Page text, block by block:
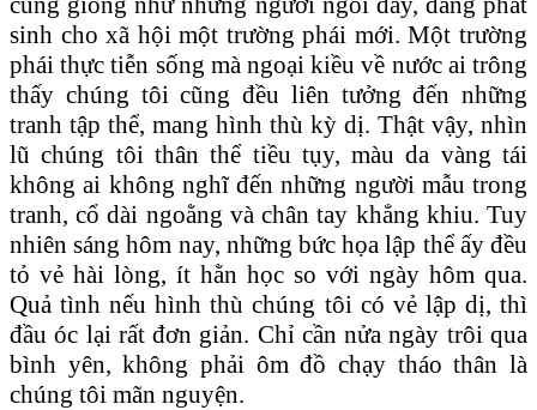
sinh cho xã hội một trường phái mới. Một trường
phái thực tiễn sống mà ngoại kiều về nước ai trông
thấy chúng tôi cũng đều liên tưởng đến những
tranh tập thể, mang hình thù kỳ dị. Thật vậy, nhìn
lũ chúng tôi thân thể tiều tụy, màu da vàng tái
không ai không nghĩ đến những người mẫu trong
tranh, cổ dài ngoằng và chân tay khẳng khiu. Tuy
nhiên sáng hôm nay, những bức họa lập thể ấy đều
tỏ vẻ hài lòng, ít hằn học so với ngày hôm qua.
Quả tình nếu hình thù chúng tôi có vẻ lập dị, thì
đầu óc lại rất đơn giản. Chỉ cần nửa ngày trôi qua
bình yên, không phải ôm đồ chạy tháo thân là
chúng tôi mãn nguyện.